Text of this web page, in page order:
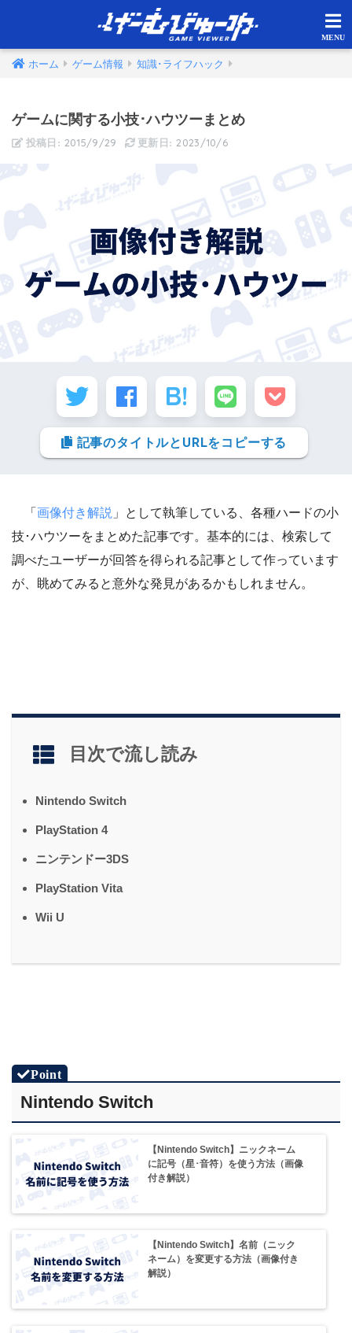
ホーム ゲーム情報 知識･ライフハック
ゲームに関する小技･ハウツーまとめ
2015/9/29 2023/10/6
記事のタイトルとURLをコピーする
「 画像付き解説 」として執筆している、各種ハードの小
技･ハウツーをまとめた記事です。基本的には、検索して
調べたユーザーが回答を得られる記事として作っています
が、眺めてみると意外な発見があるかもしれません。
目次で流し読み
Nintendo Switch
PlayStation 4
ニンテンドー3DS
PlayStation Vita
Wii U
Nintendo Switch
【Nintendo Switch】ニックネーム
に記号（星･音符）を使う方法（画像
付き解説）
【Nintendo Switch】名前（ニック
ネーム）を変更する方法（画像付き
解説）